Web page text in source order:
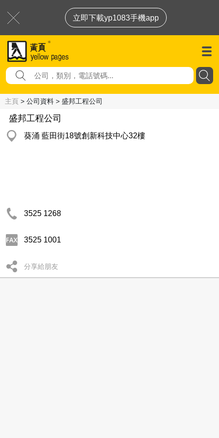
立即下載yp1083手機app
主頁 > 公司資料 > 盛邦工程公司
盛邦工程公司
葵涌 藍田街18號創新科技中心32樓
3525 1268
3525 1001
分享給朋友